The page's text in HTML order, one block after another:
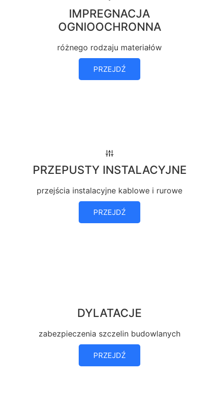
IMPREGNACJA
OGNIOOCHRONNA
różnego rodzaju materiałów
PRZEJDŹ
PRZEPUSTY INSTALACYJNE
przejścia instalacyjne kablowe i rurowe
PRZEJDŹ
DYLATACJE
zabezpieczenia szczelin budowlanych
PRZEJDŹ